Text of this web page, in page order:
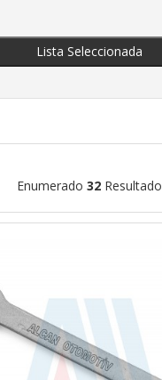
Lista Seleccionada
Enumerado 32 Resultado